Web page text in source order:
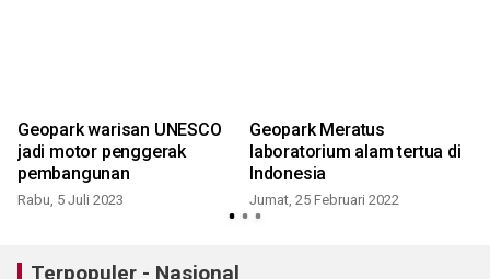
Geopark warisan UNESCO
jadi motor penggerak
pembangunan
Rabu, 5 Juli 2023
Geopark Meratus
laboratorium alam tertua di
Indonesia
Jumat, 25 Februari 2022
Terpopuler - Nasional